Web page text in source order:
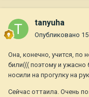
tanyuha
Опубликовано
Она, конечно, учится, по
били((( поэтому и
носили на прогулку на
Сейчас оттаила. Очень